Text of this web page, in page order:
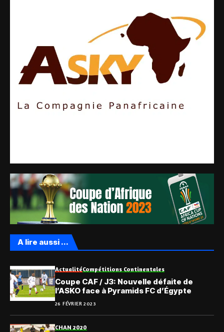
A lire aussi ...
ActualitéCompétitions Continentales
Coupe CAF / J3: Nouvelle défaite de
l’ASKO face à Pyramids FC d’Égypte
26 FÉVRIER 2023
CHAN 2020